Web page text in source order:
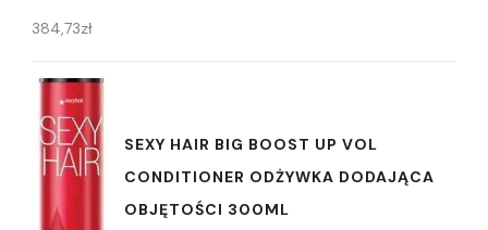
384,73zł
SEXY HAIR BIG BOOST UP VOL
CONDITIONER ODŻYWKA DODAJĄCA
OBJĘTOŚCI 300ML